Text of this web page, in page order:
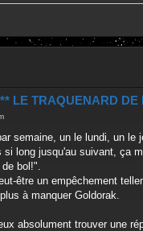
LE TRAQUENARD DE
semaine, un le lundi, un le
si long jusqu'au suivant, ça
bol!".
être un empêchement
à manquer Goldorak.
absolument trouver une